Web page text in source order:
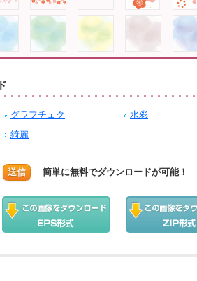
グラフチェク 水彩
綺麗
送信 簡単に無料でダウンロードが可能！